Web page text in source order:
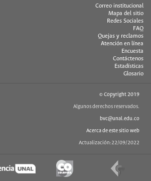
Correo institucional
Mapa del sitio
Redes Sociales
FAQ
Quejas y reclamos
Atención en línea
Encuesta
Contáctenos
Estadísticas
Glosario
© Copyright 2019
Algunos derechos reservados.
bvc@unal.edu.co
Acerca de este sitio web
Actualización:22/09/2022